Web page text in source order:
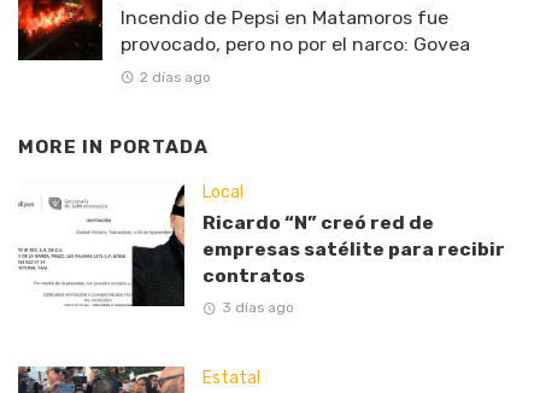
Incendio de Pepsi en Matamoros fue
provocado, pero no por el narco: Govea
2 días ago
MORE IN PORTADA
Local
Ricardo “N” creó red de
empresas satélite para recibir
contratos
3 días ago
Estatal